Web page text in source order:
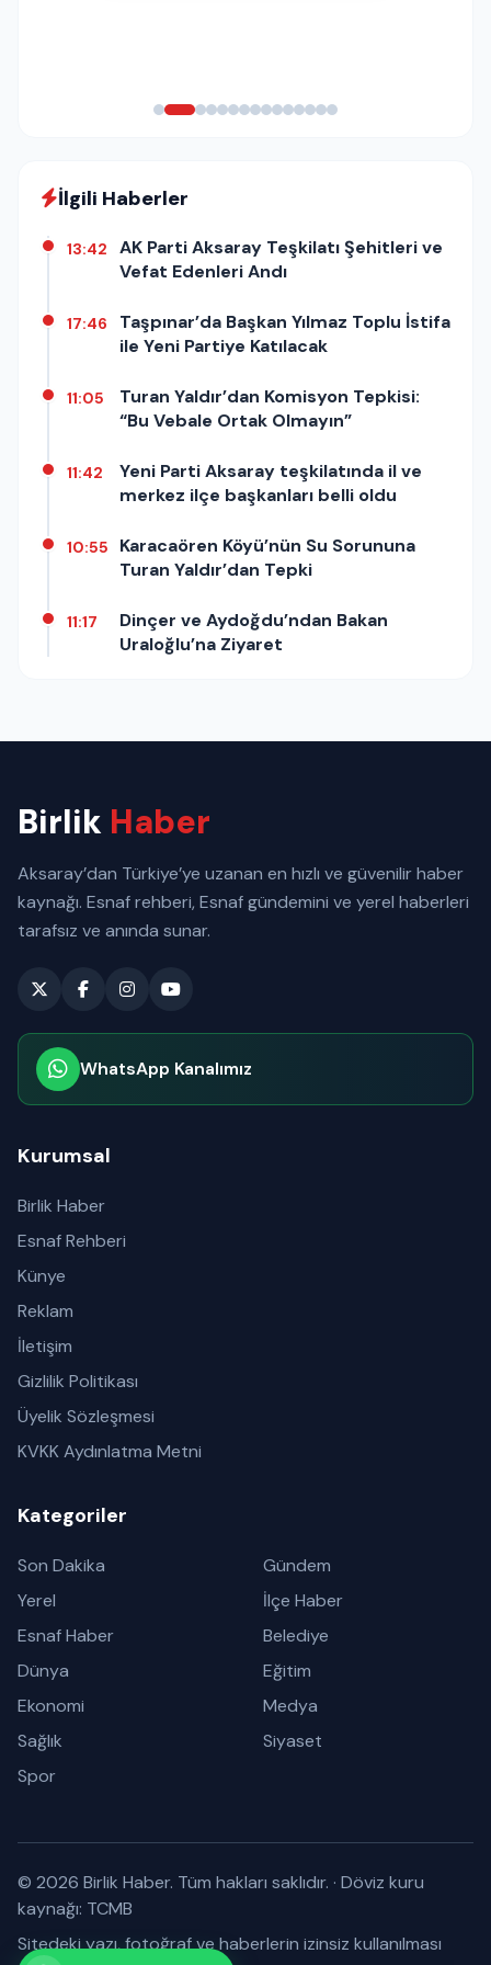
İlgili Haberler
13:42
AK Parti Aksaray Teşkilatı Şehitleri ve
Vefat Edenleri Andı
17:46
Taşpınar’da Başkan Yılmaz Toplu İstifa
ile Yeni Partiye Katılacak
11:05
Turan Yaldır’dan Komisyon Tepkisi:
“Bu Vebale Ortak Olmayın”
11:42
Yeni Parti Aksaray teşkilatında il ve
merkez ilçe başkanları belli oldu
10:55
Karacaören Köyü’nün Su Sorununa
Turan Yaldır’dan Tepki
11:17
Dinçer ve Aydoğdu’ndan Bakan
Uraloğlu’na Ziyaret
Birlik Haber
Aksaray’dan Türkiye’ye uzanan en hızlı ve güvenilir haber
kaynağı. Esnaf rehberi, Esnaf gündemini ve yerel haberleri
tarafsız ve anında sunar.
WhatsApp Kanalımız
Kurumsal
Birlik Haber
Esnaf Rehberi
Künye
Reklam
İletişim
Gizlilik Politikası
Üyelik Sözleşmesi
KVKK Aydınlatma Metni
Kategoriler
Son Dakika
Gündem
Yerel
İlçe Haber
Esnaf Haber
Belediye
Dünya
Eğitim
Ekonomi
Medya
Sağlık
Siyaset
Spor
© 2026 Birlik Haber. Tüm hakları saklıdır. · Döviz kuru
kaynağı: TCMB
Sitedeki yazı, fotoğraf ve haberlerin izinsiz kullanılması